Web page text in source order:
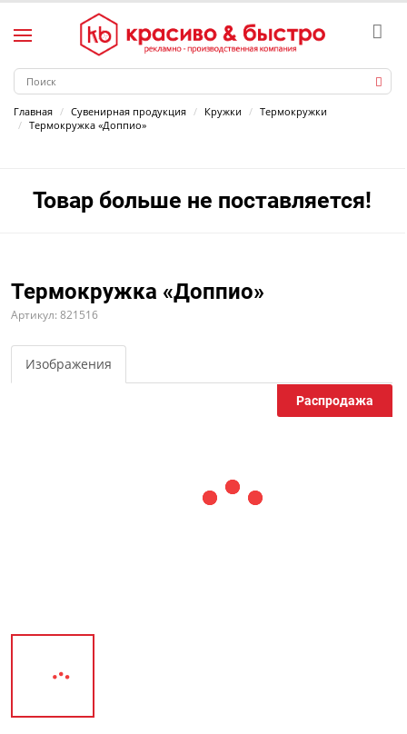
Главная Сувенирная продукция Кружки
Термокружки
Термокружка «Доппио»
Товар больше не поставляется!
Термокружка «Доппио»
Артикул: 821516
Изображения
Распродажа